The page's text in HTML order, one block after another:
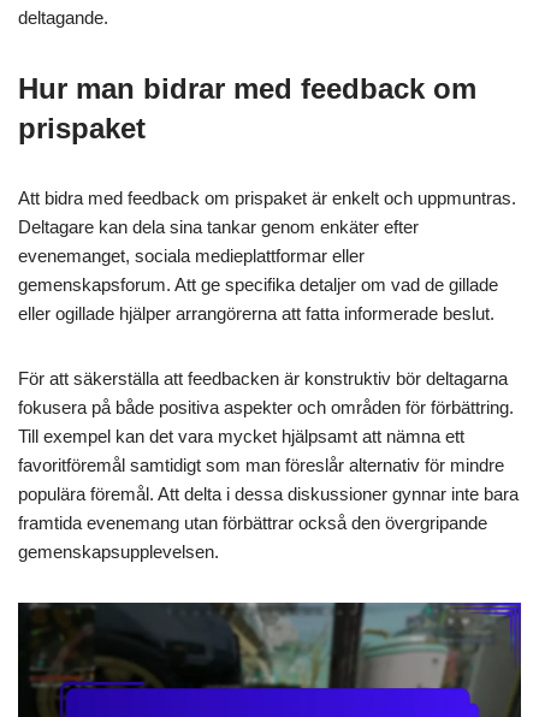
deltagande.
Hur man bidrar med feedback om
prispaket
Att bidra med feedback om prispaket är enkelt och uppmuntras.
Deltagare kan dela sina tankar genom enkäter efter
evenemanget, sociala medieplattformar eller
gemenskapsforum. Att ge specifika detaljer om vad de gillade
eller ogillade hjälper arrangörerna att fatta informerade beslut.
För att säkerställa att feedbacken är konstruktiv bör deltagarna
fokusera på både positiva aspekter och områden för förbättring.
Till exempel kan det vara mycket hjälpsamt att nämna ett
favoritföremål samtidigt som man föreslår alternativ för mindre
populära föremål. Att delta i dessa diskussioner gynnar inte bara
framtida evenemang utan förbättrar också den övergripande
gemenskapsupplevelsen.